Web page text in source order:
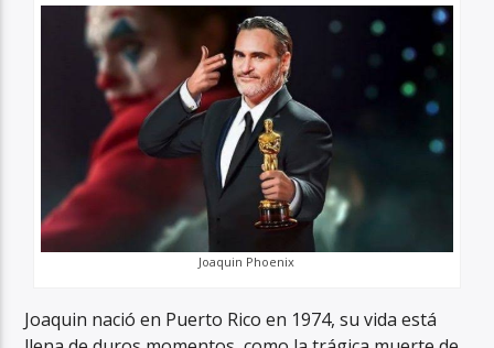
Joaquin Phoenix
Joaquin nació en Puerto Rico en 1974, su vida está